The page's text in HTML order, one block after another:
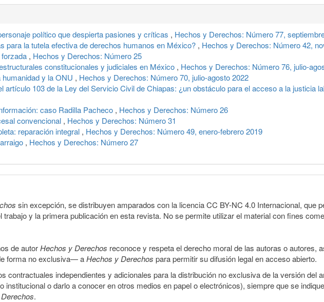
político que despierta pasiones y críticas , Hechos y Derechos: Número 77,
para la tutela efectiva de derechos humanos en México? , Hechos y Derechos: Número 42,
, Hechos y Derechos: Número 25
constitucionales y judiciales en México , Hechos y Derechos: Número 76, julio-
humanidad y la ONU , Hechos y Derechos: Número 70, julio-agosto 2022
artículo 103 de la Ley del Servicio Civil de Chiapas: ¿un obstáculo para el acceso a la justicia
caso Radilla Pacheco , Hechos y Derechos: Número 26
convencional , Hechos y Derechos: Número 31
reparación integral , Hechos y Derechos: Número 49, enero-febrero 2019
, Hechos y Derechos: Número 27
sin excepción, se distribuyen amparados con la licencia CC BY-NC 4.0 Internacional, que
y la primera publicación en esta revista. No se permite utilizar el material con fines
de autorHechos y Derechos reconoce y respeta el derecho moral de las autoras o autores,
forma no exclusiva— aHechos y Derechos para permitir su difusión legal en acceso abierto.
contractuales independientes y adicionales para la distribución no exclusiva de la versión del
institucional o darlo a conocer en otros medios en papel o electrónicos), siempre que se
.